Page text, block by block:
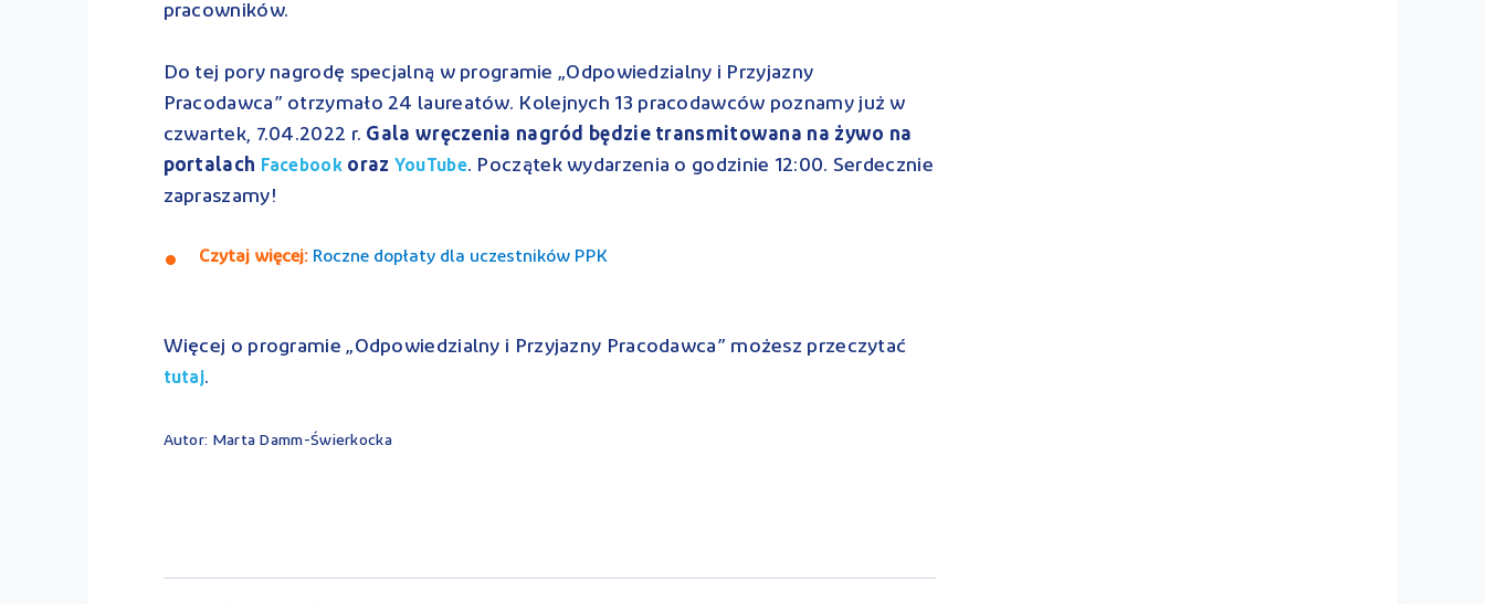
pracowników.
Do tej pory nagrodę specjalną w programie „Odpowiedzialny i Przyjazny
Pracodawca” otrzymało 24 laureatów. Kolejnych 13 pracodawców poznamy już w
czwartek, 7.04.2022 r. Gala wręczenia nagród będzie transmitowana na żywo na
portalach Facebookoraz YouTube. Początek wydarzenia o godzinie 12:00. Serdecznie
zapraszamy!
Czytaj więcej: Roczne dopłaty dla uczestników PPK
Więcej o programie „Odpowiedzialny i Przyjazny Pracodawca” możesz przeczytać
tutaj.
Autor: Marta Damm-Świerkocka